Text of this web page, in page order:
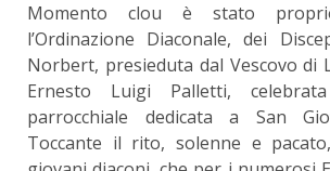
Momento clou è stato
l’Ordinazione Diaconale, dei
Norbert, presieduta dal Vescovo di
Ernesto Luigi Palletti,
parrocchiale dedicata a San
Toccante il rito, solenne e